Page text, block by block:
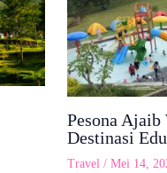
Pesona
Destinasi
Travel / Mei 14,